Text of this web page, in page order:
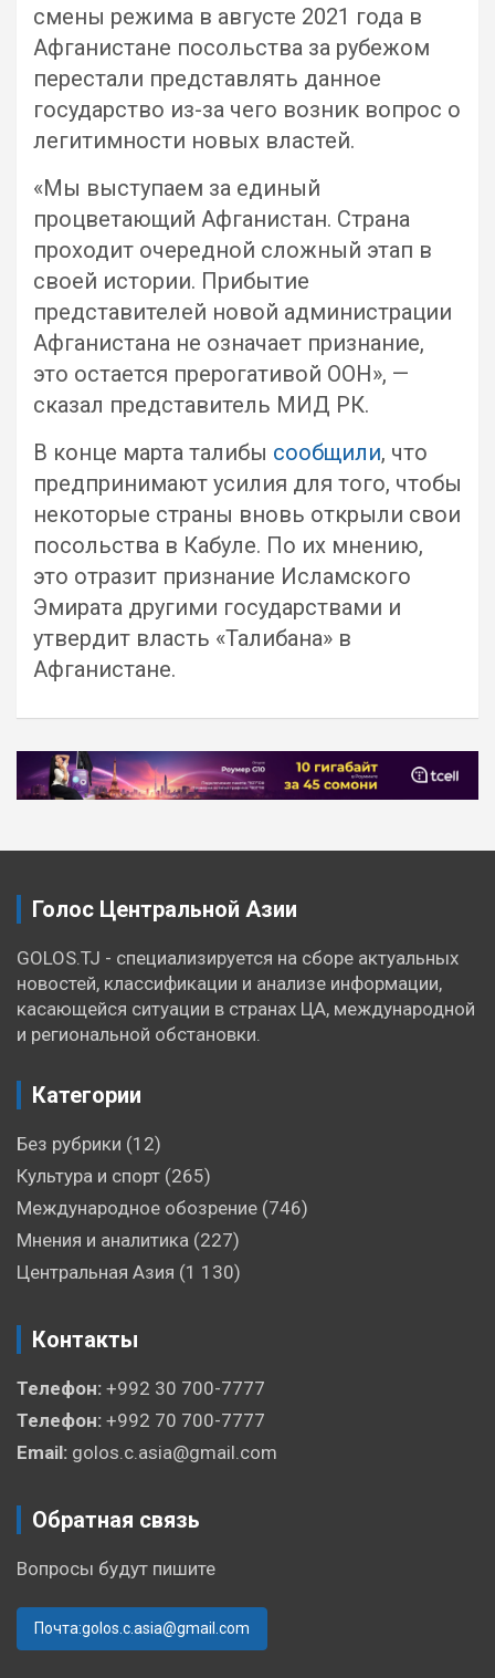
смены режима в августе 2021 года в
Афганистане посольства за рубежом
перестали представлять данное
государство из-за чего возник вопрос о
легитимности новых властей.
«Мы выступаем за единый
процветающий Афганистан. Страна
проходит очередной сложный этап в
своей истории. Прибытие
представителей новой администрации
Афганистана не означает признание,
это остается прерогативой ООН», —
сказал представитель МИД РК.
В конце марта талибы сообщили, что
предпринимают усилия для того, чтобы
некоторые страны вновь открыли свои
посольства в Кабуле. По их мнению,
это отразит признание Исламского
Эмирата другими государствами и
утвердит власть «Талибана» в
Афганистане.
Навигация
по
Голос Центральной Азии
GOLOS.TJ - специализируется на сборе актуальных
новостей, классификации и анализе информации,
касающейся ситуации в странах ЦА, международной
и региональной обстановки.
Категории
Без рубрики (12)
Культура и спорт (265)
Международное обозрение (746)
Мнения и аналитика (227)
Центральная Азия (1 130)
Контакты
Телефон: +992 30 700-7777
Телефон: +992 70 700-7777
Email: golos.c.asia@gmail.com
Обратная связь
Вопросы будут пишите
Почта:golos.c.asia@gmail.com